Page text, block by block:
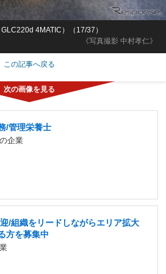
《写真撮影 中村孝仁》
4MATIC）（17/37）
この記事へ戻る
/管理栄養士
企業
/組織をリードしながらエリア拡大
方を募集中